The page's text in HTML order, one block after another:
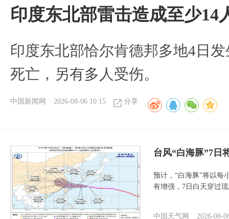
印度东北部雷击造成至少14
印度东北部恰尔肯德邦多地4日
死亡，另有多人受伤。
中国新闻网 2026-08-06 10:15 分享
台风“白海豚”7日
预计，“白海豚”将以每
有增强，7日白天穿过
中国天气网 2026-08-